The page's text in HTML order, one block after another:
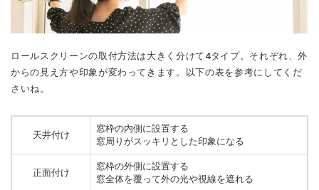
ロールスクリーンの取付方法は大きく分けて4タイプ。それぞれ、外
からの見え方や印象が変わってきます。以下の表を参考にしてくだ
さいね。
天井付け
窓枠の内側に設置する
窓周りがスッキリとした印象になる
正面付け
窓枠の外側に設置する
窓全体を覆って外の光や視線を遮れる